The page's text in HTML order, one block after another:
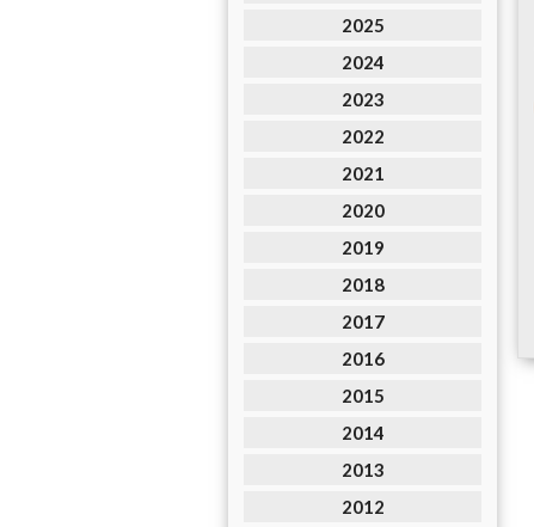
2025
2024
2023
2022
2021
2020
2019
2018
2017
2016
2015
2014
2013
2012